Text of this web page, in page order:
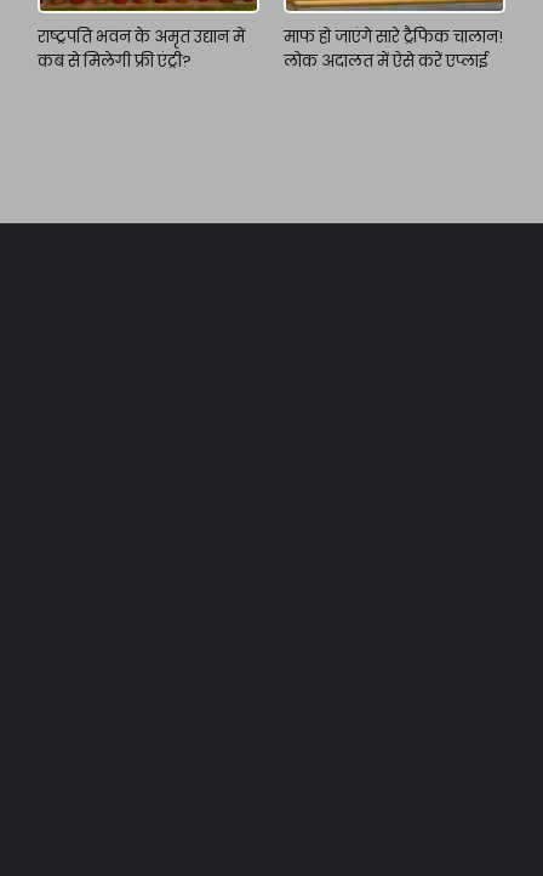
राष्ट्रपति भवन के अमृत उद्यान में
कब से मिलेगी फ्री एंट्री?
माफ हो जाएंगे सारे ट्रैफिक चालान!
लोक अदालत में ऐसे करें एप्लाई